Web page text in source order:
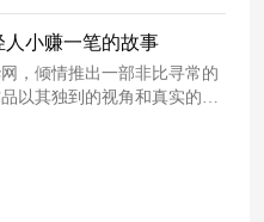
鱼上搞副业狂赚钱的故事。
小赚一笔的故事
，倾情推出一部非比寻常的
以其独到的视角和真实的故